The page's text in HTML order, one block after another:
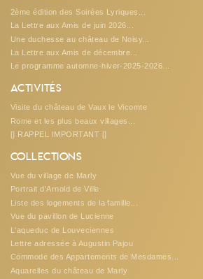
2ème édition des Soirées Lyriques...
La Lettre aux Amis de juin 2026...
Une duchesse au château de Noisy...
La Lettre aux Amis de décembre...
Le programme automne-hiver-2025-2026...
Activités
Visite du château de Vaux le Vicomte
Rome et les plus beaux villages...
[] RAPPEL IMPORTANT []
Collections
Vue du village de Marly
Portrait d'Arnold de Ville
Liste des logements de la famille...
Vue du pavillon de Lucienne
L'aqueduc de Louveciennes
Lettre adressée à Augustin Pajou
Commode des Appartements de Mesdames...
Aquarelles du château de Marly